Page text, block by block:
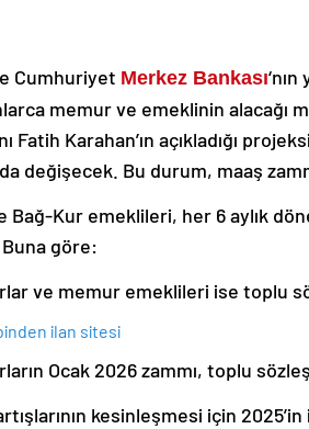
Cumhuriyet Merkez Bankası
memur ve emeklinin alacağı
Fatih Karahan’ın açıkladığı
değişecek. Bu durum, maaş
Bağ-Kur emeklileri, her 6 aylık
Buna göre:
ve memur emeklileri ise toplu
Ocak 2026 zammı, toplu
kesinleşmesi için